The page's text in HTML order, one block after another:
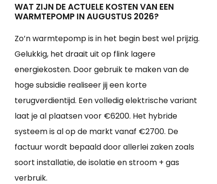
WAT ZIJN DE ACTUELE KOSTEN VAN EEN
WARMTEPOMP IN AUGUSTUS 2026?
Zo’n warmtepomp is in het begin best wel prijzig.
Gelukkig, het draait uit op flink lagere
energiekosten. Door gebruik te maken van de
hoge subsidie realiseer jij een korte
terugverdientijd. Een volledig elektrische variant
laat je al plaatsen voor €6200. Het hybride
systeem is al op de markt vanaf €2700. De
factuur wordt bepaald door allerlei zaken zoals
soort installatie, de isolatie en stroom + gas
verbruik.